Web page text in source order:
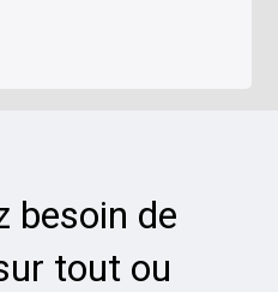
besoin de
tout ou